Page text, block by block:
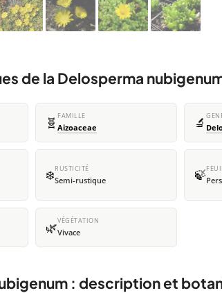
de la Delosperma
🧬 FAMILLE
Aizoaceae 🔬
❄️RUSTICITÉ
Semi-rustique 🍃
🌿VÉGÉTATION
Vivace
: description et